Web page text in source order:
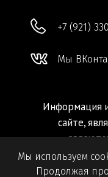
Мы используем
Продолжая